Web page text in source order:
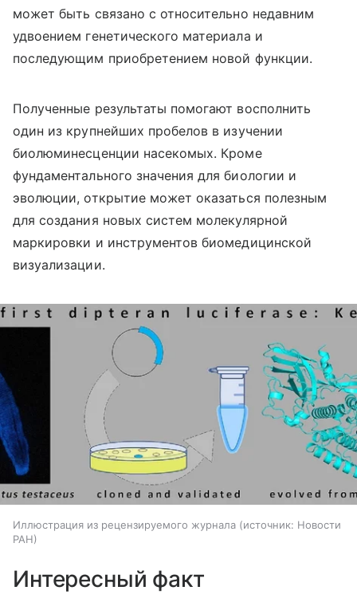
может быть связано с относительно недавним
удвоением генетического материала и
последующим приобретением новой функции.
Полученные результаты помогают восполнить
один из крупнейших пробелов в изучении
биолюминесценции насекомых. Кроме
фундаментального значения для биологии и
эволюции, открытие может оказаться полезным
для создания новых систем молекулярной
маркировки и инструментов биомедицинской
визуализации.
Иллюстрация из рецензируемого журнала источник: Новости
РАН
Интересный факт